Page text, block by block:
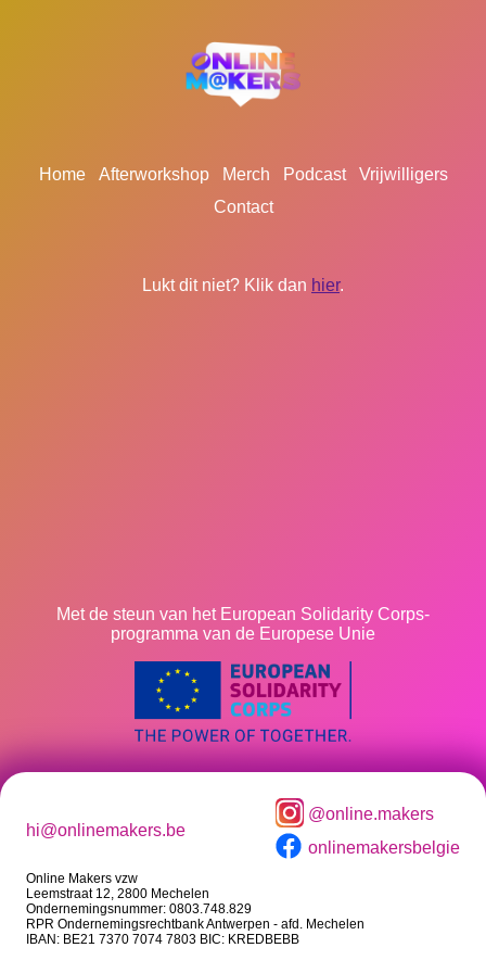
Home Afterworkshop Merch Podcast
Vrijwilligers
Contact
Lukt dit niet? Klik dan hier.
Met de steun van het European Solidarity Corps-
programma van de Europese Unie
Online Makers vzw
Leemstraat 12, 2800 Mechelen
Ondernemingsnummer: 0803.748.829
RPR Ondernemingsrechtbank Antwerpen - afd. Mechelen
IBAN: BE21 7370 7074 7803 BIC: KREDBEBB
hi@onlinemakers.be
@online.makers
onlinemakersbelgie